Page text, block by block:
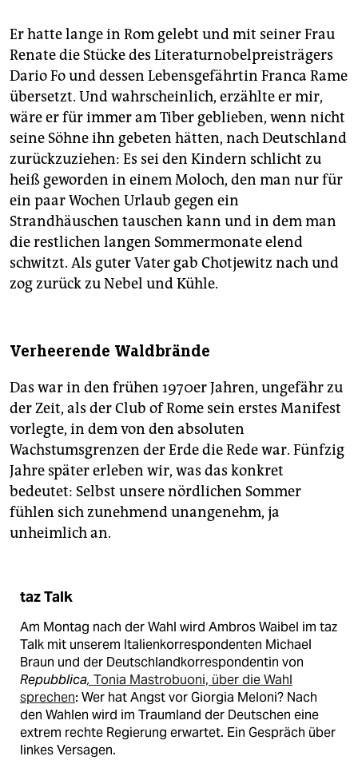
Er hatte lange in Rom gelebt und mit seiner Frau
Renate die Stücke des Literaturnobelpreisträgers
Dario Fo und dessen Lebensgefährtin Franca Rame
übersetzt. Und wahrscheinlich, erzählte er mir,
wäre er für immer am Tiber geblieben, wenn nicht
seine Söhne ihn gebeten hätten, nach Deutschland
zurückzuziehen: Es sei den Kindern schlicht zu
heiß geworden in einem Moloch, den man nur für
ein paar Wochen Urlaub gegen ein
Strandhäuschen tauschen kann und in dem man
die restlichen langen Sommermonate elend
schwitzt. Als guter Vater gab Chotjewitz nach und
zog zurück zu Nebel und Kühle.
Verheerende Waldbrände
Das war in den frühen 1970er Jahren, ungefähr zu
der Zeit, als der Club of Rome sein erstes Manifest
vorlegte, in dem von den absoluten
Wachstumsgrenzen der Erde die Rede war. Fünfzig
Jahre später erleben wir, was das konkret
bedeutet: Selbst unsere nördlichen Sommer
fühlen sich zunehmend unangenehm, ja
unheimlich an.
taz Talk
Am Montag nach der Wahl wird Ambros Waibel im taz
Talk mit unserem Italienkorrespondenten Michael
Braun und der Deutschlandkorrespondentin von
Repubblica, Tonia Mastrobuoni, über die Wahl
sprechen: Wer hat Angst vor Giorgia Meloni? Nach
den Wahlen wird im Traumland der Deutschen eine
extrem rechte Regierung erwartet. Ein Gespräch über
linkes Versagen.